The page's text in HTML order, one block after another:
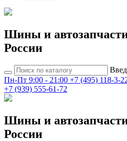
Шины и
России
Пн-Пт 9:00 - 21:00 +7 (495) 118-3-
+7 (939) 555-61-72
Шины и
России